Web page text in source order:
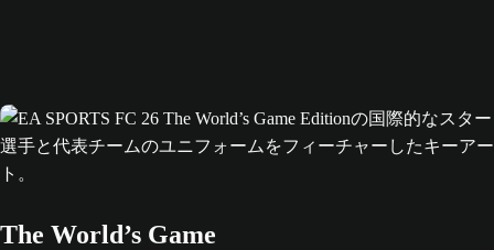
The World’s Game